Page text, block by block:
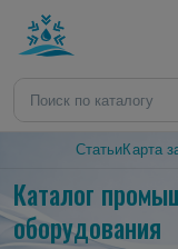
СтатьиКарта
Каталог
оборудования